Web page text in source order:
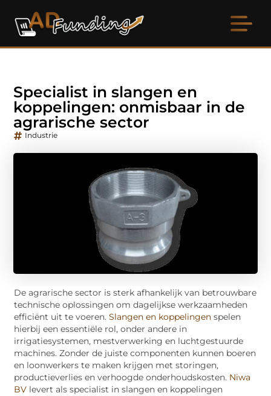
Specialist in slangen en
koppelingen: onmisbaar in de
agrarische sector
Industrie
De agrarische sector is sterk afhankelijk van betrouwbare
technische oplossingen om dagelijkse werkzaamheden
efficiënt uit te voeren.Slangen en koppelingen spelen
hierbij een essentiële rol, onder andere in
irrigatiesystemen, mestverwerking en luchtgestuurde
machines. Zonder de juiste componenten kunnen boeren
en loonwerkers te maken krijgen met storingen,
productieverlies en verhoogde onderhoudskosten. Niwa
BV levert als specialist in slangen en koppelingen